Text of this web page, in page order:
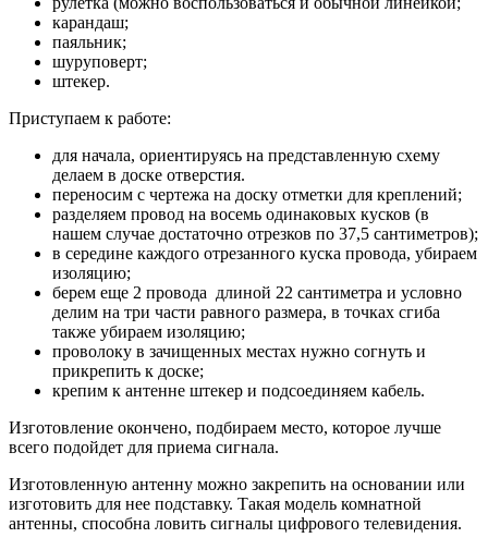
карандаш;
паяльник;
шуруповерт;
штекер.
Приступаем к работе:
для начала, ориентируясь на представленную схему
делаем в доске отверстия.
переносим с чертежа на доску отметки для креплений;
разделяем провод на восемь одинаковых кусков (в
нашем случае достаточно отрезков по 37,5 сантиметров);
в середине каждого отрезанного куска провода, убираем
изоляцию;
берем еще 2 провода длиной 22 сантиметра и условно
делим на три части равного размера, в точках сгиба
также убираем изоляцию;
проволоку в зачищенных местах нужно согнуть и
прикрепить к доске;
крепим к антенне штекер и подсоединяем кабель.
Изготовление окончено, подбираем место, которое лучше
всего подойдет для приема сигнала.
Изготовленную антенну можно закрепить на основании или
изготовить для нее подставку. Такая модель комнатной
антенны, способна ловить сигналы цифрового телевидения.